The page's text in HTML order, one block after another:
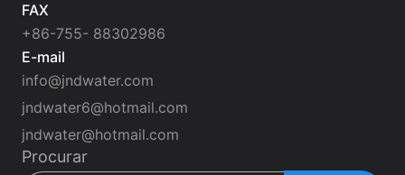
FAX
+86-755- 88302986
E-mail
info@jndwater.com
jndwater6@hotmail.com
jndwater@hotmail.com
Procurar